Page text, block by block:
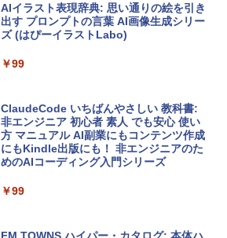
￥137,800
tomtoc 360°保護 15.6 16インチ パソコ
￥2,952
Apple 2026 MacBook Air M5チップ搭載
igence、13.6インチLiquid Retinaディ
ラ、Touch ID - スカイブルー + 3年延長
Robloxギフトカード - 800 Robux 【限
定バーチャルアイテムを含む】 【オンラ
インゲームコード】 ロブロックス | オン
Microsoft Office Home & Business 202
4(最新 永続版)|オンラインコード版|Wind
ows11、10/mac対応|PC2台
AIイラスト表現辞典: 思い通りの絵を引き
出す プロンプトの言葉 AI画像生成シリー
ズ (はぴーイラストLabo)
￥99
ClaudeCode いちばんやさしい 教科書:
非エンジニア 初心者 素人 でも安心 使い
方 マニュアル AI副業にもコンテンツ作成
にもKindle出版にも！ 非エンジニアのた
めのAIコーディング入門シリーズ
￥99
FM TOWNS ハイパー・カタログ: 本体ハ